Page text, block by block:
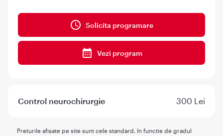
Solicita programare
Vezi program
Control neurochirurgie 300 Lei
Preturile afisate pe site sunt cele standard. In functie de gradul